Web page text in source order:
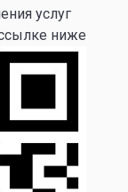
услуг
ниже